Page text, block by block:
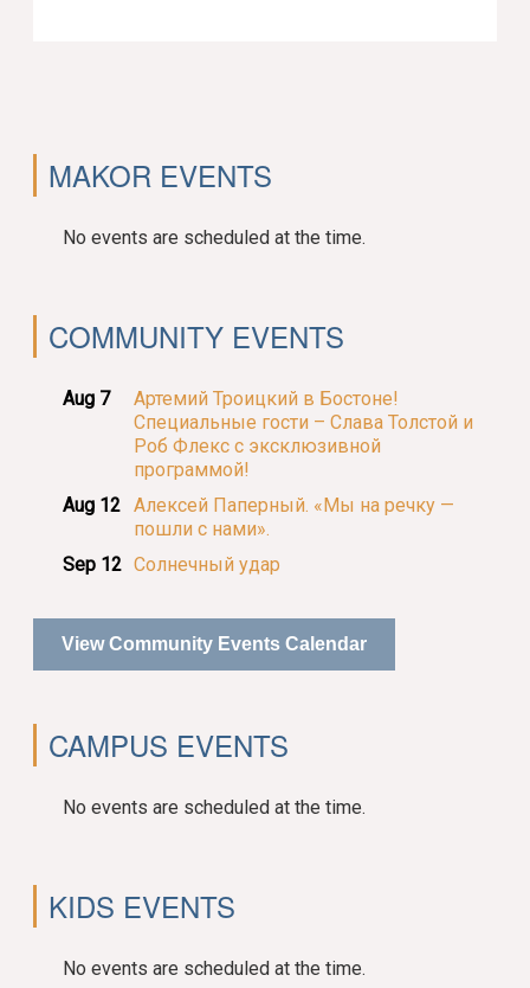
MAKOR EVENTS
No events are scheduled at the time.
COMMUNITY EVENTS
Aug 7
Артемий Троицкий в Бостоне!
Специальные гости – Слава Толстой и
Роб Флекс с эксклюзивной
программой!
Aug 12 Алексей Паперный. «Мы на речку —
пошли с нами».
Sep 12 Солнечный удар
View Community Events Calendar
CAMPUS EVENTS
No events are scheduled at the time.
KIDS EVENTS
No events are scheduled at the time.